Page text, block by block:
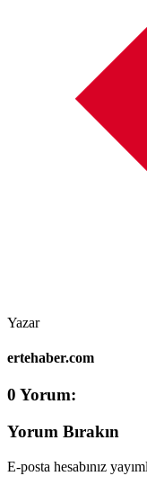
Yazar
ertehaber.com
0 Yorum:
Yorum Bırakın
E-posta hesabınız